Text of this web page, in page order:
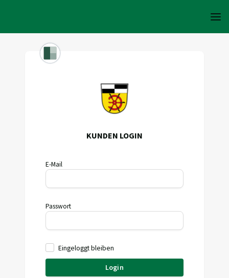
KUNDEN LOGIN
E-Mail
Passwort
Eingeloggt bleiben
Login